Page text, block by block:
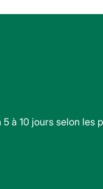
à 10 jours selon les